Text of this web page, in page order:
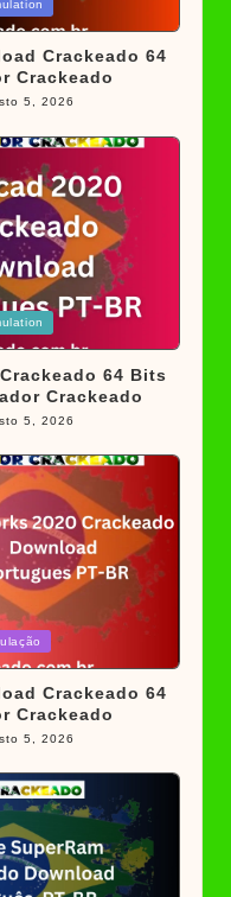
Crackeado 64
Crackeado
5, 2026
64 Bits
Crackeado
5, 2026
Crackeado 64
Crackeado
5, 2026